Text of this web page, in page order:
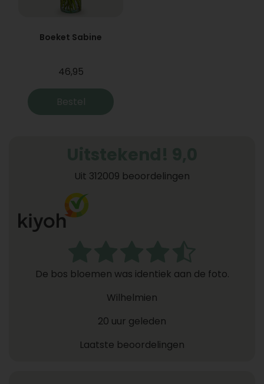
Boeket Sabine
46,95
Bestel
Uit 312009 beoordelingen
De bos bloemen was identiek aan de foto.
Wilhelmien
20 uur geleden
Laatste beoordelingen